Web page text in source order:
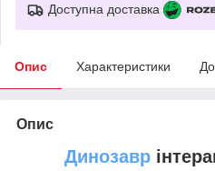
Доступна доставка
Опис Характеристики
Опис
Динозавр